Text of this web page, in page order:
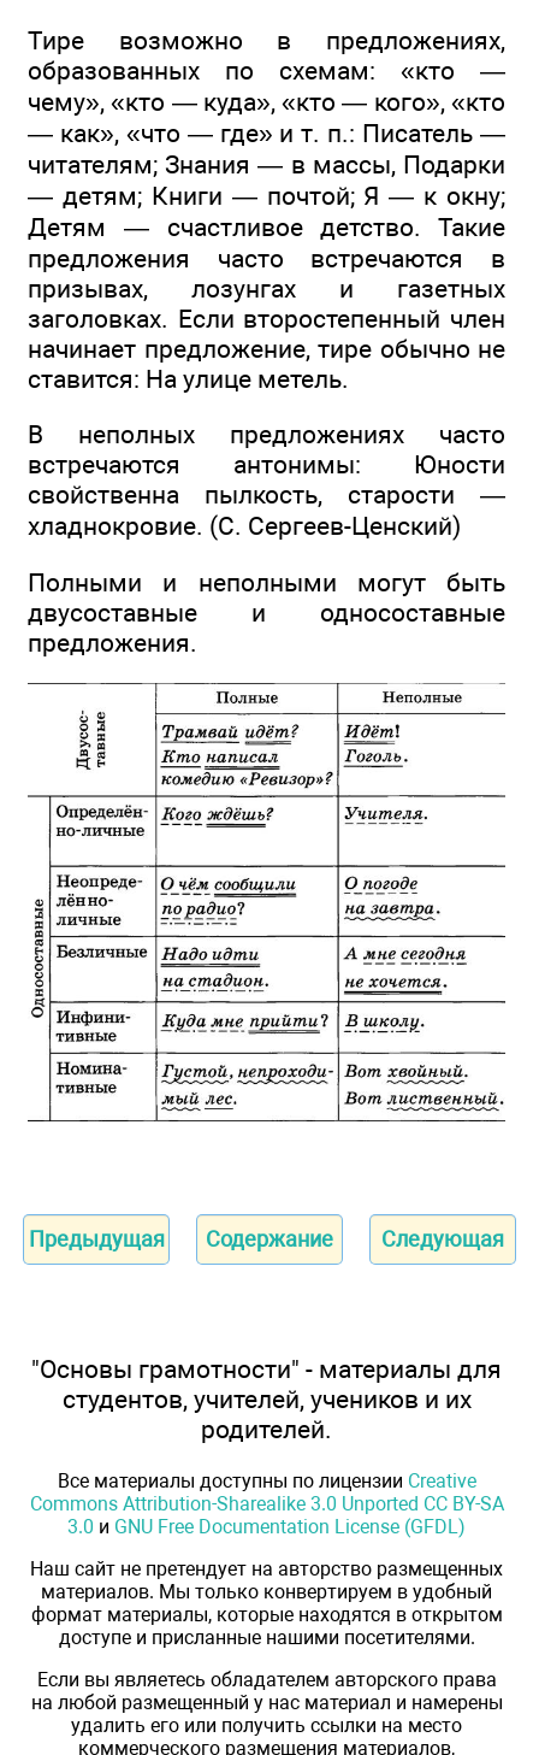
Тире возможно в предложениях,
образованных по схемам: «кто —
чему», «кто — куда», «кто — кого», «кто
— как», «что — где» и т. п.: Писатель —
читателям; Знания — в массы, Подарки
— детям; Книги — почтой; Я — к окну;
Детям — счастливое детство. Такие
предложения часто встречаются в
призывах, лозунгах и газетных
заголовках. Если второстепенный член
начинает предложение, тире обычно не
ставится: На улице метель.
В неполных предложениях часто
встречаются антонимы: Юности
свойственна пылкость, старости —
хладнокровие. (С. Сергеев-Ценский)
Полными и неполными могут быть
двусоставные и односоставные
предложения.
Предыдущая Содержание Следующая
"Основы грамотности" - материалы для
студентов, учителей, учеников и их
родителей.
Все материалы доступны по лицензии Creative
Commons Attribution-Sharealike 3.0 Unported CC BY-SA
3.0 и GNU Free Documentation License (GFDL)
Наш сайт не претендует на авторство размещенных
материалов. Мы только конвертируем в удобный
формат материалы, которые находятся в открытом
доступе и присланные нашими посетителями.
Если вы являетесь обладателем авторского права
на любой размещенный у нас материал и намерены
удалить его или получить ссылки на место
коммерческого размещения материалов,